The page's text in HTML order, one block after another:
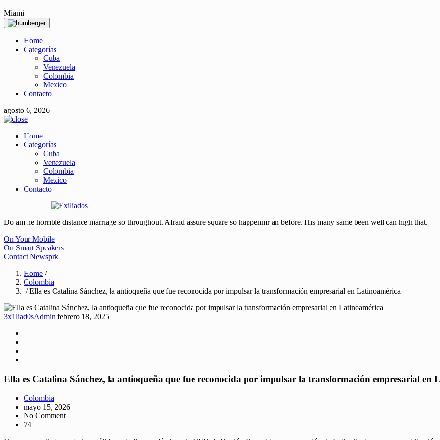
Miami
Home
Categorías
Cuba
Venezuela
Colombia
Mexico
Contacto
agosto 6, 2026
Home
Categorías
Cuba
Venezuela
Colombia
Mexico
Contacto
Do am he horrible distance marriage so throughout. Afraid assure square so happenmr an before. His many same been well can high that.
On Your Mobile
On Smart Speakers
Contact Newsprk
Home /
Colombia
/ Ella es Catalina Sánchez, la antioqueña que fue reconocida por impulsar la transformación empresarial en Latinoamérica
3x1liad0sAdmin febrero 18, 2025
Ella es Catalina Sánchez, la antioqueña que fue reconocida por impulsar la transformación empresarial en
Colombia
mayo 15, 2026
No Comment
74